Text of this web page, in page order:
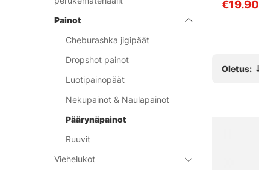
Painot
Cheburashka jigipäät
Dropshot painot
Luotipainopäät
Nekupainot & Naulapainot
Päärynäpainot
Ruuvit
Viehelukot
alk. €7.30 €19.90
Oletus: